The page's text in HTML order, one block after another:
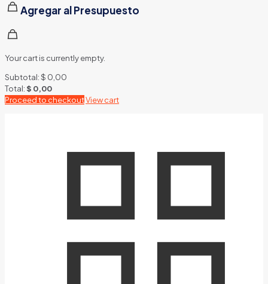
Agregar al Presupuesto
Your cart is currently empty.
Subtotal:$ 0,00
Total:$ 0,00
Proceed to checkoutView cart